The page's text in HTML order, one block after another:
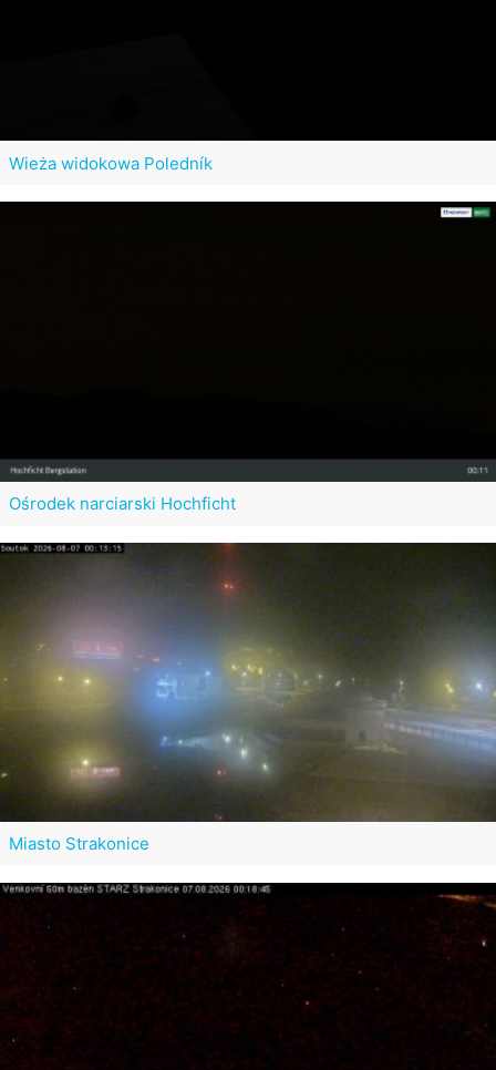
Wieża widokowa Poledník
Ośrodek narciarski Hochficht
Miasto Strakonice